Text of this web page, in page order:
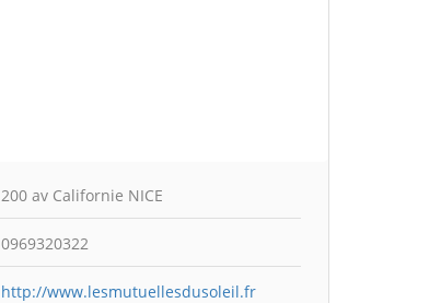
200 av Californie NICE
0969320322
http://www.lesmutuellesdusoleil.fr